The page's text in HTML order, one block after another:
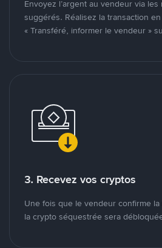
Envoyez l’argent au vendeur via
suggérés. Réalisez la transaction
« Transféré, informer le vendeur »
3. Recevez vos cryptos
Une fois que le vendeur confirme la
la crypto séquestrée sera